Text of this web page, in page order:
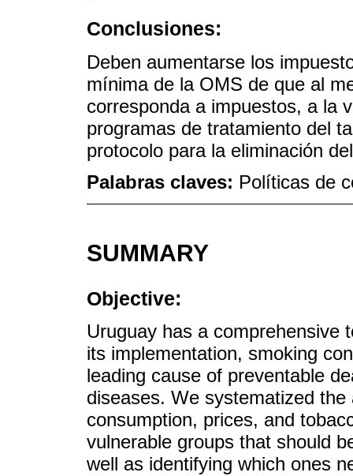
Conclusiones:
Deben aumentarse los
mínima de la OMS de que al
corresponda a impuestos, a la
programas de tratamiento del
protocolo para la eliminación
Palabras claves: Políticas de
SUMMARY
Objective:
Uruguay has a comprehensive
its implementation, smoking
leading cause of preventable
diseases. We systematized
consumption, prices, and
vulnerable groups that should
well as identifying which ones